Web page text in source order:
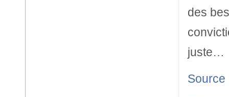
des
juste…
Source